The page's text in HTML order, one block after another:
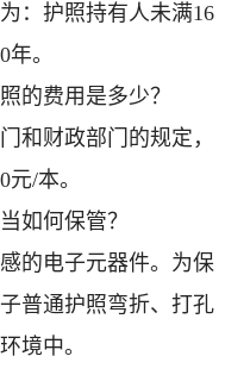
护照持有人未满16
。
费用是多少？
财政部门的规定，
/本。
何保管？
电子元器件。为保
普通护照弯折、打孔
境中。